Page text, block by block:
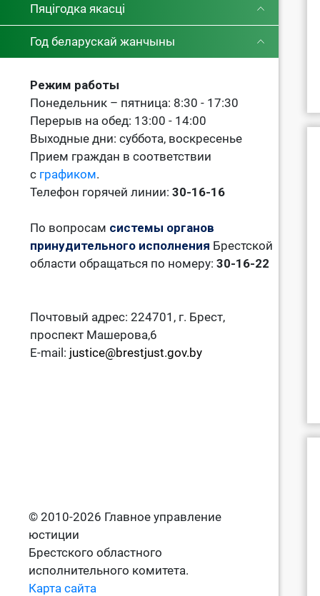
Пяцігодка якасці
Год беларускай жанчыны
Режим работы
Понедельник – пятница: 8:30 - 17:30
Перерыв на обед: 13:00 - 14:00
Выходные дни: суббота, воскресенье
Прием граждан в соответствии
с графиком.
Телефон горячей линии: 30-16-16
По вопросам системы органов
принудительного исполнения Брестской
области обращаться по номеру: 30-16-22
Почтовый адрес: 224701, г. Брест,
проспект Машерова,6
E-mail: justice@brestjust.gov.by
© 2010-2026 Главное управление
юстиции
Брестского областного
исполнительного комитета.
Карта сайта